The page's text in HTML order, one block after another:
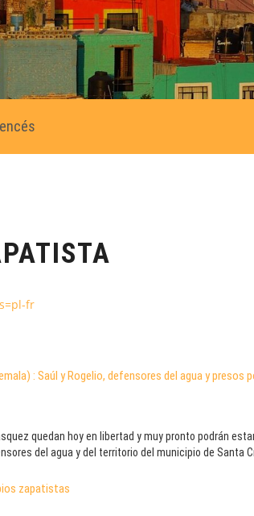
fr
: Saúl y Rogelio, defensores del agua y presos
quedan hoy en libertad y muy pronto podrán
del agua y del territorio del municipio de Santa
zapatistas